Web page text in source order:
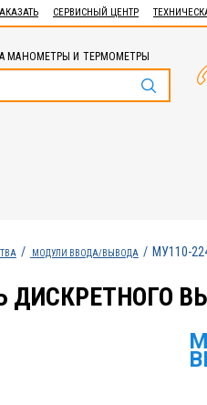
СЕРВИСНЫЙ ЦЕНТР
МАНОМЕТРЫ И ТЕРМОМЕТРЫ
МОДУЛИ ВВОДА/ВЫВОДА МУ110-
ДИСКРЕТНОГО